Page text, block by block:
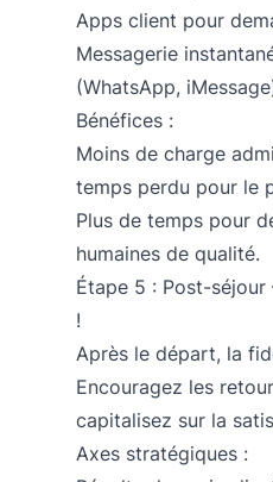
Apps client pour
Messagerie
(WhatsApp,
Bénéfices :
Moins de charge
temps perdu pour le
Plus de temps pour
humaines de qualité.
Étape 5 : Post-
!
Après le départ, la
Encouragez les
capitalisez sur la
Axes stratégiques :